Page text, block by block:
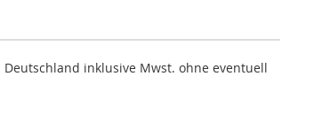
inklusive Mwst. ohne eventuell